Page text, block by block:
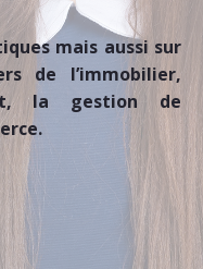
mais aussi sur
de l’immobilier,
la gestion de